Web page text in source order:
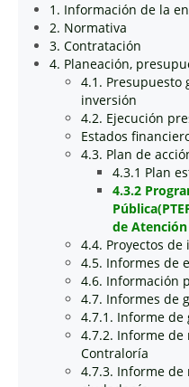
1. Información de la
2. Normativa
3. Contratación
4. Planeación,
4.1. Presupuesto
inversión
4.2. Ejecución
Estados
4.3. Plan de
4.3.1 Plan
4.3.2
de Atención
4.4. Proyectos de
4.5. Informes de
4.6. Información
4.7. Informes de
4.7.1. Informe de
4.7.2. Informe
Contraloría
4.7.3. Informe